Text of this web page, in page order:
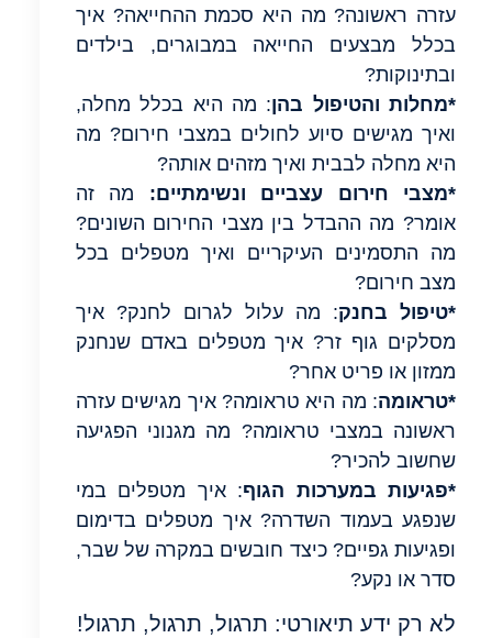
עזרה ראשונה? מה היא סכמת ההחייאה? איך
בכלל מבצעים החייאה במבוגרים, בילדים
ובתינוקות?
*מחלות והטיפול בהן: מה היא בכלל מחלה,
ואיך מגישים סיוע לחולים במצבי חירום? מה
היא מחלה לבבית ואיך מזהים אותה?
*מצבי חירום עצביים ונשימתיים: מה זה
אומר? מה ההבדל בין מצבי החירום השונים?
מה התסמינים העיקריים ואיך מטפלים בכל
מצב חירום?
*טיפול בחנק: מה עלול לגרום לחנק? איך
מסלקים גוף זר? איך מטפלים באדם שנחנק
ממזון או פריט אחר?
*טראומה: מה היא טראומה? איך מגישים עזרה
ראשונה במצבי טראומה? מה מגנוני הפגיעה
שחשוב להכיר?
*פגיעות במערכות הגוף: איך מטפלים במי
שנפגע בעמוד השדרה? איך מטפלים בדימום
ופגיעות גפיים? כיצד חובשים במקרה של שבר,
סדר או נקע?
לא רק ידע תיאורטי: תרגול, תרגול, תרגול!